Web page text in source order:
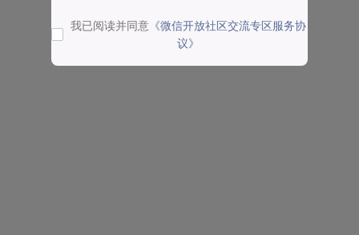
我已阅读并同意 《微信开放社区交流专区服务协
议》